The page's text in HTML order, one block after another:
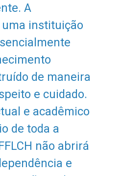
A
uma instituição
de maneira
e cuidado.
e acadêmico
de toda a
não abrirá
e